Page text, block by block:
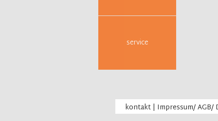
service
kontakt | Impressum/